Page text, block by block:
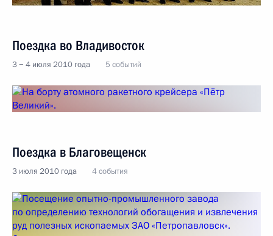
Поездка во Владивосток
3 − 4 июля 2010 года 5 событий
Поездка в Благовещенск
3 июля 2010 года 4 события